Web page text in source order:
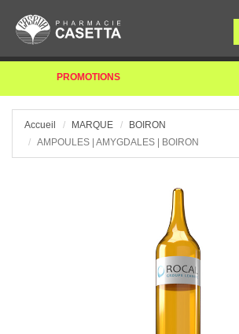
PROMOTIONS
Accueil MARQUE
BOIRON
AMPOULES | AMYGDALES | BOIRON